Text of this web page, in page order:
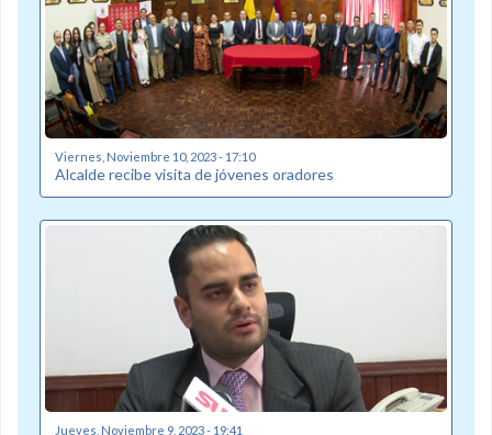
Viernes, Noviembre 10, 2023 - 17:10
Alcalde recibe visita de jóvenes oradores
Jueves, Noviembre 9, 2023 - 19:41